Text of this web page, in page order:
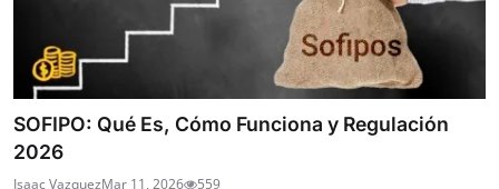
SOFIPO: Qué Es, Cómo Funciona y Regulación
2026
Isaac VazquezMar 11, 2026 559